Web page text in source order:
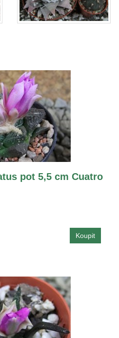
pot 5,5 cm Cuatro